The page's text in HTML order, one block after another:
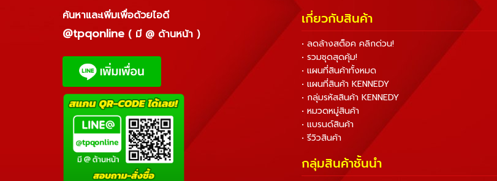
ค้นหาและเพิ่มเพื่อด้วยไอดี
@tpqonline ( มี @ ด้านหน้า )
เกี่ยวกับสินค้า
• ลดล้างสต็อค คลิกด่วน!
• รวมชุดสุดคุ้ม!
• แผนที่สินค้าทั้งหมด
• แผนที่สินค้า KENNEDY
• กลุ่มรหัสสินค้า KENNEDY
• หมวดหมู่สินค้า
• แบรนด์สินค้า
• รีวิวสินค้า
กลุ่มสินค้าชั้นนำ